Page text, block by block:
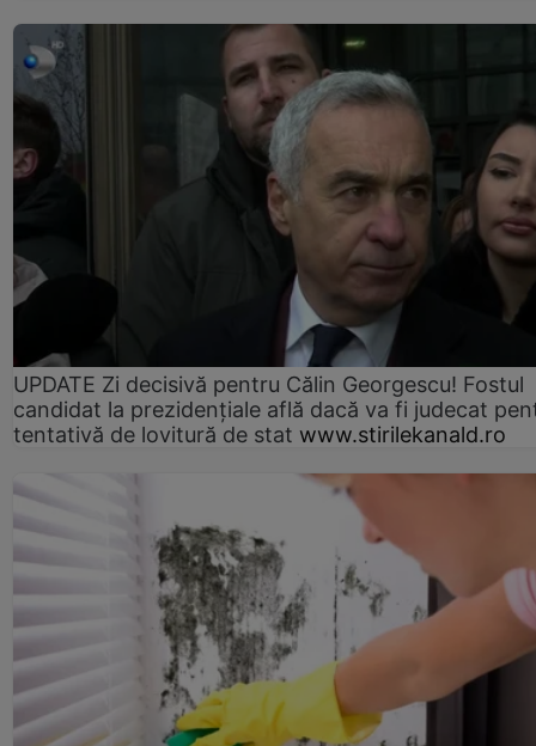
UPDATE Zi decisivă pentru Călin Georgescu! Fostul
candidat la prezidențiale află dacă va fi judecat
tentativă de lovitură de stat www.stirilekanald.ro